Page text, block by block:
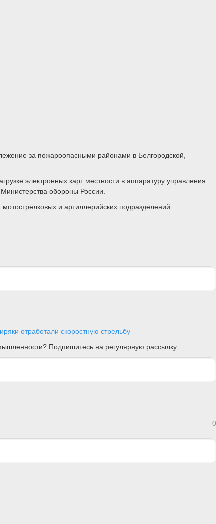
за пожароопасными районами в Белгородской,
электронных карт местности в аппаратуру управления
обороны России.
и артиллерийских подразделений
отработали скоростную стрельбу
Подпишитесь на регулярную рассылку
0